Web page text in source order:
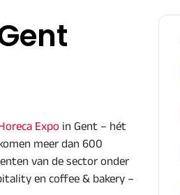
Expo in Gent – hét
meer dan 600
van de sector onder
en coffee & bakery –